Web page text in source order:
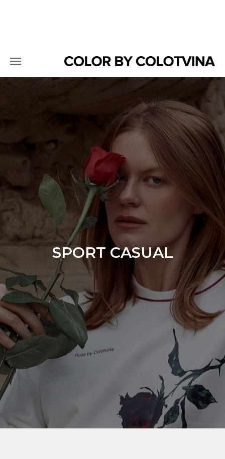
SPORT CASUAL